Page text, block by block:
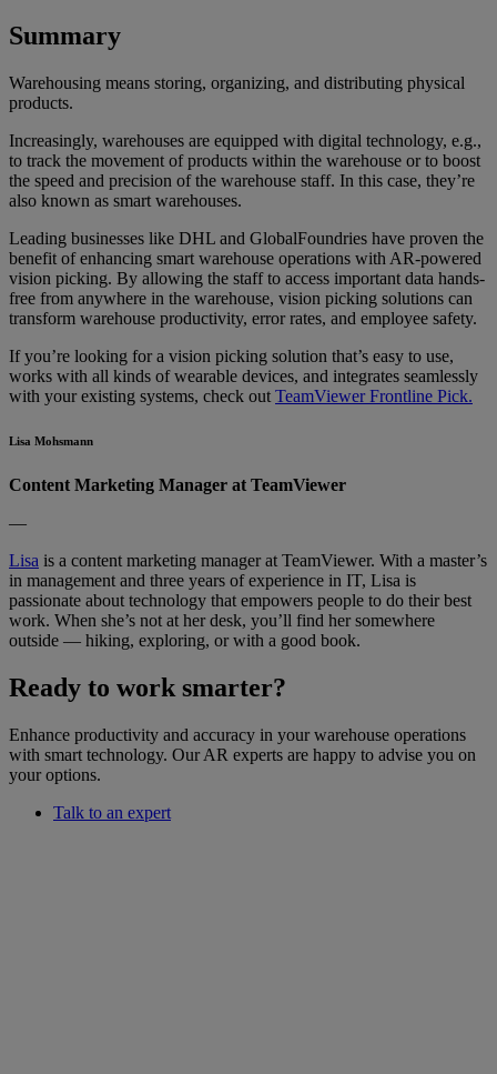
Summary
Warehousing means storing, organizing, and distributing physical
products.
Increasingly, warehouses are equipped with digital technology, e.g.,
to track the movement of products within the warehouse or to boost
the speed and precision of the warehouse staff. In this case, they’re
also known as smart warehouses.
Leading businesses like DHL and GlobalFoundries have proven the
benefit of enhancing smart warehouse operations with AR-powered
vision picking. By allowing the staff to access important data hands-
free from anywhere in the warehouse, vision picking solutions can
transform warehouse productivity, error rates, and employee safety.
If you’re looking for a vision picking solution that’s easy to use,
works with all kinds of wearable devices, and integrates seamlessly
with your existing systems, check out TeamViewer Frontline Pick.
Lisa Mohsmann
Content Marketing Manager at TeamViewer
—
Lisa is a content marketing manager at TeamViewer. With a master’s
in management and three years of experience in IT, Lisa is
passionate about technology that empowers people to do their best
work. When she’s not at her desk, you’ll find her somewhere
outside — hiking, exploring, or with a good book.
Ready to work smarter?
Enhance productivity and accuracy in your warehouse operations
with smart technology. Our AR experts are happy to advise you on
your options.
Talk to an expert